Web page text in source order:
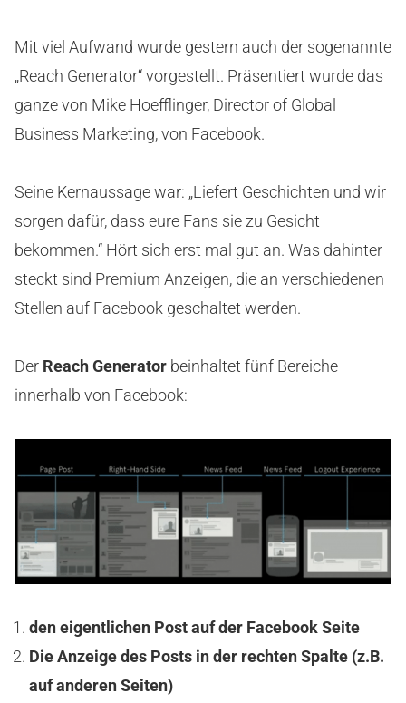
Mit viel Aufwand wurde gestern auch der sogenannte
„Reach Generator“ vorgestellt. Präsentiert wurde das
ganze von Mike Hoefflinger, Director of Global
Business Marketing, von Facebook.
Seine Kernaussage war: „Liefert Geschichten und wir
sorgen dafür, dass eure Fans sie zu Gesicht
bekommen.“ Hört sich erst mal gut an. Was dahinter
steckt sind Premium Anzeigen, die an verschiedenen
Stellen auf Facebook geschaltet werden.
Der Reach Generator beinhaltet fünf Bereiche
innerhalb von Facebook:
den eigentlichen Post auf der Facebook Seite
Die Anzeige des Posts in der rechten Spalte (z.B.
auf anderen Seiten)